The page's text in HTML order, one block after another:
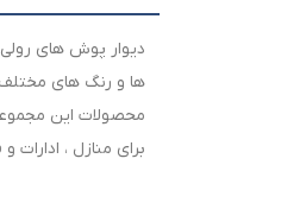
دیوار پوش های
ها و رنگ های
محصولات این
برای منازل ،